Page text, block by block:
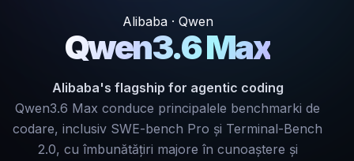
Alibaba · Qwen
Qwen3.6 Max
Alibaba's flagship for agentic coding
Qwen3.6 Max conduce principalele benchmarki de
codare, inclusiv SWE-bench Pro și Terminal-Bench
2.0, cu îmbunătățiri majore în cunoaștere și